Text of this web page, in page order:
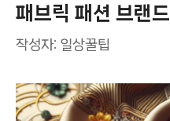
패브릭 패션 브랜드
작성자: 일상꿀팁